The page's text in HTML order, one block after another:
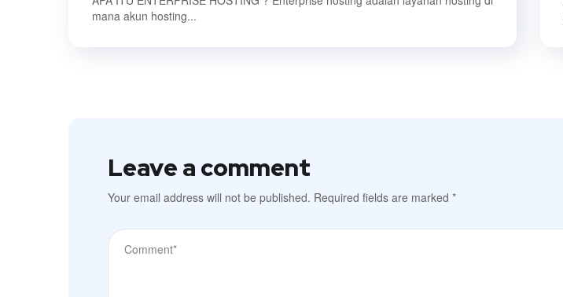
mana akun hosting...
Leave a comment
Your email address will not be published. Required fields are marked *